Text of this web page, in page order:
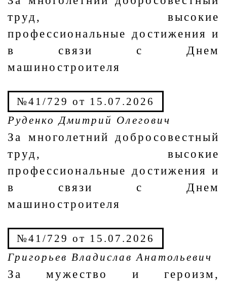
труд, высокие
профессиональные достижения и
в связи с Днем
машиностроителя
№41/729 от 15.07.2026
Руденко Дмитрий Олегович
За многолетний добросовестный
труд, высокие
профессиональные достижения и
в связи с Днем
машиностроителя
№41/729 от 15.07.2026
Григорьев Владислав Анатольевич
За мужество и героизм,